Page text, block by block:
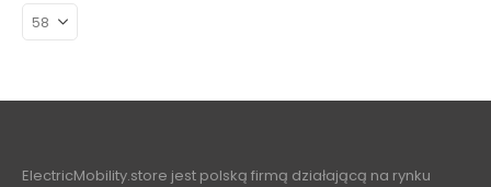
ElectricMobility.store jest polską firmą działającą na rynku